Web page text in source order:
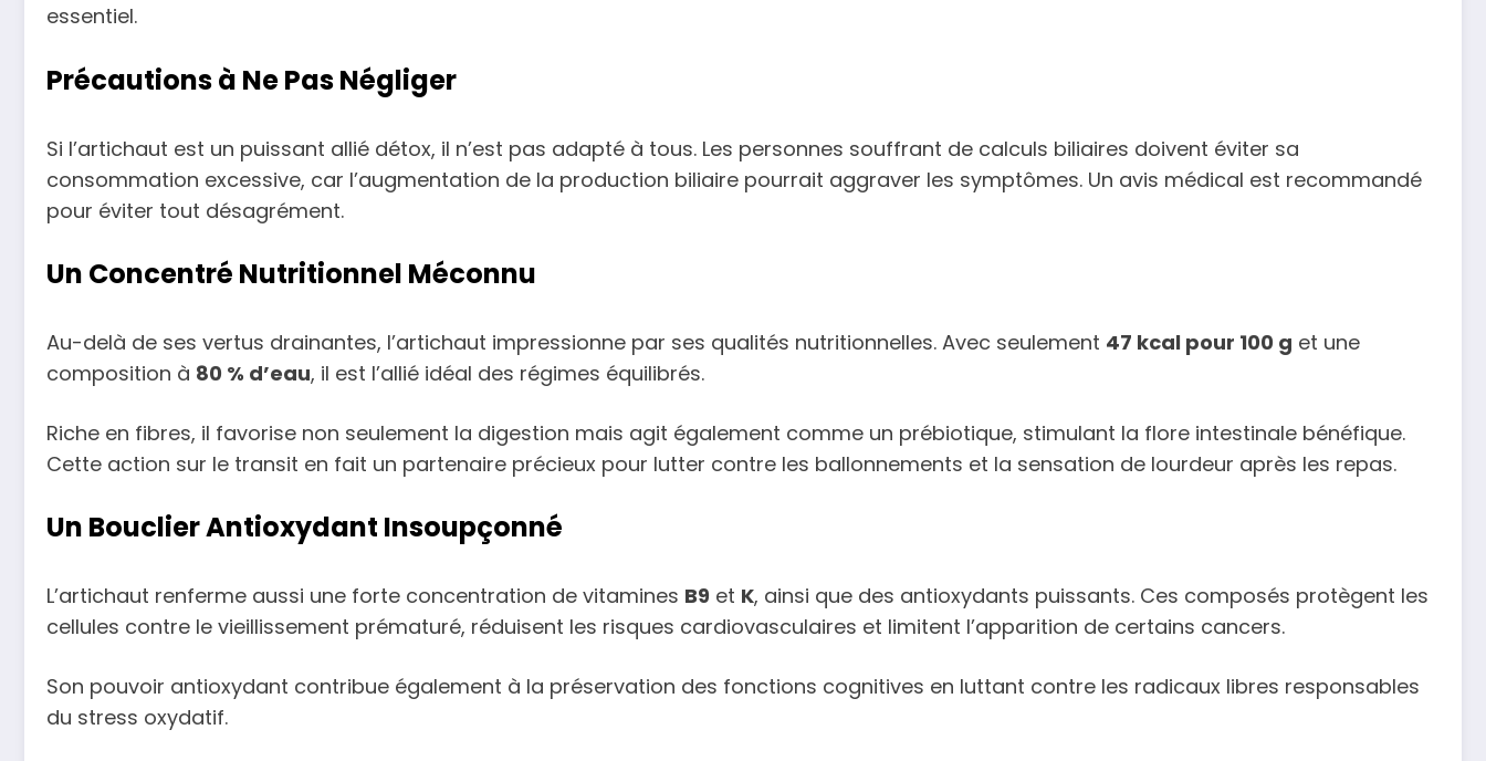
essentiel.
Précautions à Ne Pas Négliger
Si l’artichaut est un puissant allié détox, il n’est pas adapté à tous. Les personnes souffrant de calculs biliaires doivent éviter sa
consommation excessive, car l’augmentation de la production biliaire pourrait aggraver les symptômes. Un avis médical est recommandé
pour éviter tout désagrément.
Un Concentré Nutritionnel Méconnu
Au-delà de ses vertus drainantes, l’artichaut impressionne par ses qualités nutritionnelles. Avec seulement 47 kcal pour 100 g et une
composition à 80 % d’eau, il est l’allié idéal des régimes équilibrés.
Riche en fibres, il favorise non seulement la digestion mais agit également comme un prébiotique, stimulant la flore intestinale bénéfique.
Cette action sur le transit en fait un partenaire précieux pour lutter contre les ballonnements et la sensation de lourdeur après les repas.
Un Bouclier Antioxydant Insoupçonné
L’artichaut renferme aussi une forte concentration de vitamines B9 et K, ainsi que des antioxydants puissants. Ces composés protègent les
cellules contre le vieillissement prématuré, réduisent les risques cardiovasculaires et limitent l’apparition de certains cancers.
Son pouvoir antioxydant contribue également à la préservation des fonctions cognitives en luttant contre les radicaux libres responsables
du stress oxydatif.